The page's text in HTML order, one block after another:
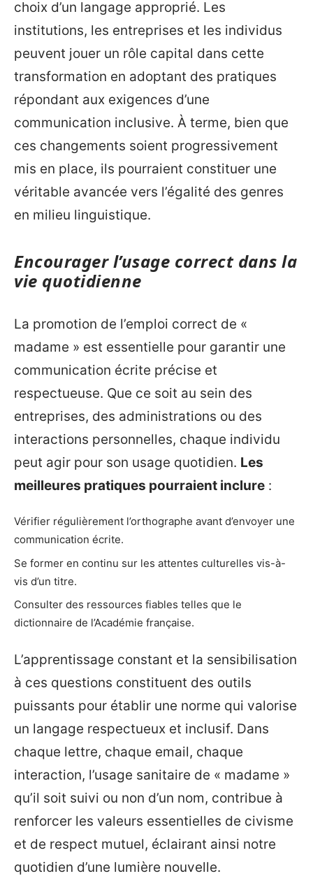
choix d’un langage approprié. Les
institutions, les entreprises et les individus
peuvent jouer un rôle capital dans cette
transformation en adoptant des pratiques
répondant aux exigences d’une
communication inclusive. À terme, bien que
ces changements soient progressivement
mis en place, ils pourraient constituer une
véritable avancée vers l’égalité des genres
en milieu linguistique.
Encourager l’usage correct dans la
vie quotidienne
La promotion de l’emploi correct de «
madame » est essentielle pour garantir une
communication écrite précise et
respectueuse. Que ce soit au sein des
entreprises, des administrations ou des
interactions personnelles, chaque individu
peut agir pour son usage quotidien. Les
meilleures pratiques pourraient inclure :
Vérifier régulièrement l’orthographe avant d’envoyer une
communication écrite.
Se former en continu sur les attentes culturelles vis-à-
vis d’un titre.
Consulter des ressources fiables telles que le
dictionnaire de l’Académie française.
L’apprentissage constant et la sensibilisation
à ces questions constituent des outils
puissants pour établir une norme qui valorise
un langage respectueux et inclusif. Dans
chaque lettre, chaque email, chaque
interaction, l’usage sanitaire de « madame »
qu’il soit suivi ou non d’un nom, contribue à
renforcer les valeurs essentielles de civisme
et de respect mutuel, éclairant ainsi notre
quotidien d’une lumière nouvelle.